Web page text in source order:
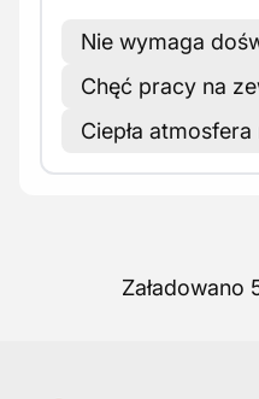
Nie wymaga
Chęć pracy na
Ciepła